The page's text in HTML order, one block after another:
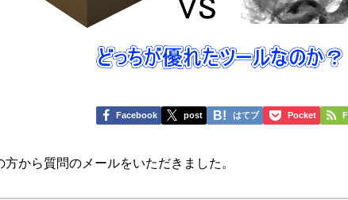
Facebook post はてブ Pocket
方から質問のメールをいただきました。